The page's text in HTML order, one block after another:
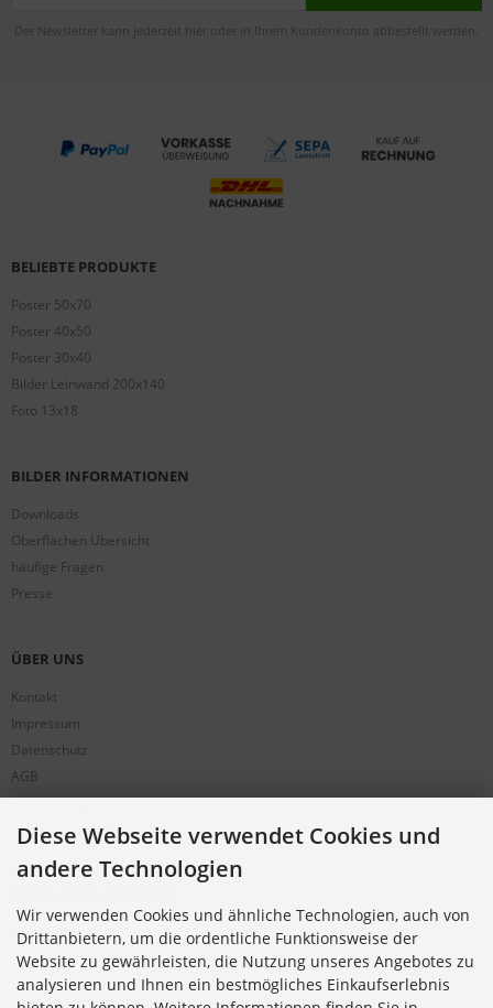
Der Newsletter kann jederzeit hier oder in Ihrem Kundenkonto abbestellt werden.
BELIEBTE PRODUKTE
Poster 50x70
Poster 40x50
Poster 30x40
Bilder Leinwand 200x140
Foto 13x18
BILDER INFORMATIONEN
Downloads
Oberflächen Übersicht
häufige Fragen
Presse
ÜBER UNS
Kontakt
Impressum
Datenschutz
AGB
Partnerprogramm
Cookie Einstellungen
Versandkosten
Alternative Bestellwege
Sicher Einkaufen
Diese Webseite verwendet Cookies und
andere Technologien
Wir verwenden Cookies und ähnliche Technologien, auch von
Drittanbietern, um die ordentliche Funktionsweise der
Website zu gewährleisten, die Nutzung unseres Angebotes zu
analysieren und Ihnen ein bestmögliches Einkaufserlebnis